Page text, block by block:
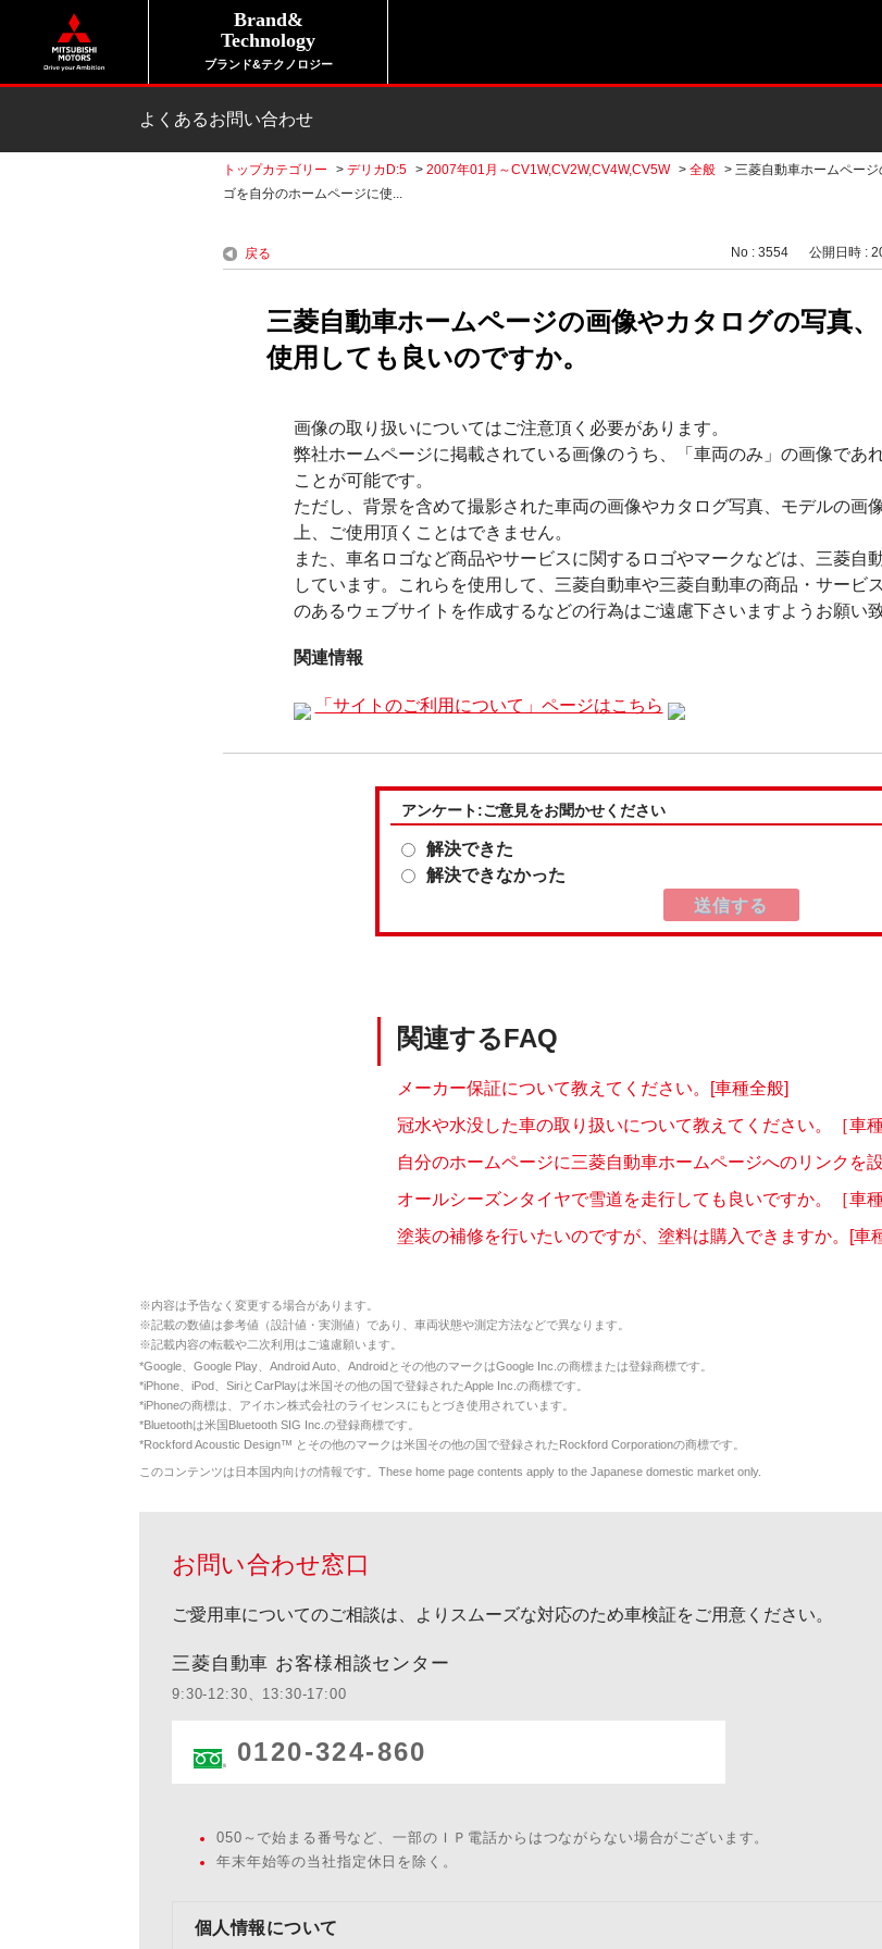
Brand&
Technology
ブランド&テクノロジー
よくあるお問い合わせ
トップカテゴリー > デリカD:5 > 2007年01月～CV1W,CV2W,CV4W,CV5W > 全般 > 三菱自動車ホームペー
ゴを自分のホームページに使...
戻る No : 3554 公開日時 :
三菱自動車ホームページの画像やカタログの写真
使用しても良いのですか。
画像の取り扱いについてはご注意頂く必要があります。
弊社ホームページに掲載されている画像のうち、「車両のみ」の画像であ
ことが可能です。
ただし、背景を含めて撮影された車両の画像やカタログ写真、モデルの画
上、ご使用頂くことはできません。
また、車名ロゴなど商品やサービスに関するロゴやマークなどは、三菱自
しています。これらを使用して、三菱自動車や三菱自動車の商品・サービ
のあるウェブサイトを作成するなどの行為はご遠慮下さいますようお願い致
関連情報
「サイトのご利用について」ページはこちら
アンケート:ご意見をお聞かせください
解決できた
解決できなかった
関連するFAQ
メーカー保証について教えてください。[車種全般]
冠水や水没した車の取り扱いについて教えてください。［車種
自分のホームページに三菱自動車ホームページへのリンクを
オールシーズンタイヤで雪道を走行しても良いですか。［車種
塗装の補修を行いたいのですが、塗料は購入できますか。[車
※内容は予告なく変更する場合があります。
※記載の数値は参考値（設計値・実測値）であり、車両状態や測定方法などで異なります。
※記載内容の転載や二次利用はご遠慮願います。
*Google、Google Play、Android Auto、Androidとその他のマークはGoogle Inc.の商標または登録商標です。
*iPhone、iPod、SiriとCarPlayは米国その他の国で登録されたApple Inc.の商標です。
*iPhoneの商標は、アイホン株式会社のライセンスにもとづき使用されています。
*Bluetoothは米国Bluetooth SIG Inc.の登録商標です。
*Rockford Acoustic Design™ とその他のマークは米国その他の国で登録されたRockford Corporationの商標です。
このコンテンツは日本国内向けの情報です。These home page contents apply to the Japanese domestic market only.
お問い合わせ窓口
ご愛用車についてのご相談は、よりスムーズな対応のため車検証をご用意ください。
三菱自動車 お客様相談センター
9:30-12:30、13:30-17:00
0120-324-860
050～で始まる番号など、一部のＩＰ電話からはつながらない場合がございます。
年末年始等の当社指定休日を除く。
個人情報について